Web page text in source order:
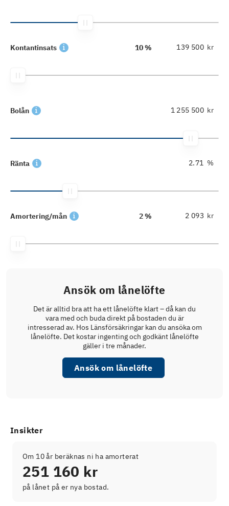
Kontantinsats 10 % kr
Bolån kr
Ränta %
Amortering/mån 2 % kr
Ansök om lånelöfte
Det är alltid bra att ha ett lånelöfte klart – då kan du
vara med och buda direkt på bostaden du är
intresserad av. Hos Länsförsäkringar kan du ansöka om
lånelöfte. Det kostar ingenting och godkänt lånelöfte
gäller i tre månader.
Ansök om lånelöfte
Insikter
Om 10 år beräknas ni ha amorterat
251 160 kr
på lånet på er nya bostad.